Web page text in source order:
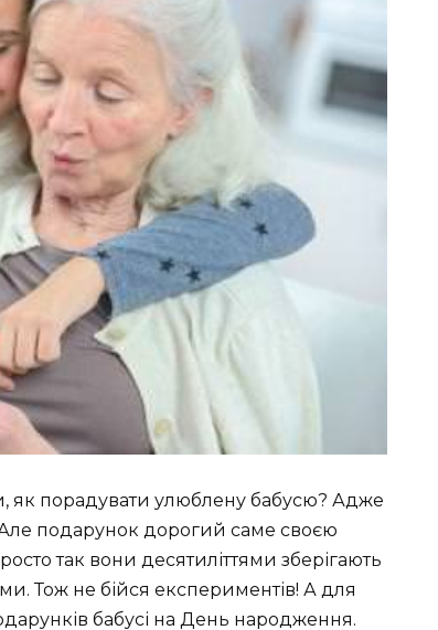
як порадувати улюблену бабусю? Адже
Але подарунок дорогий саме своєю
так вони десятиліттями зберігають
Тож не бійся експериментів! А для
бабусі на День народження.